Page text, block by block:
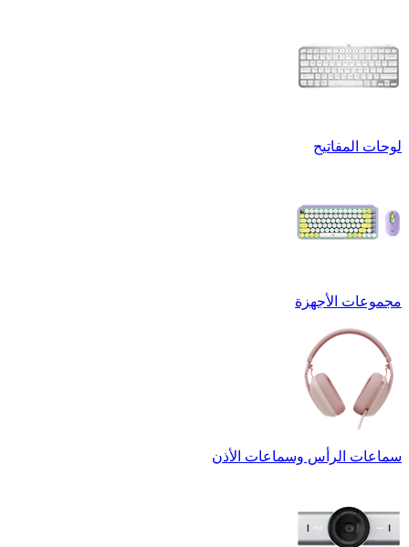
لوحات المفاتيح
مجموعات الأجهزة
سماعات الرأس وسماعات الأذن